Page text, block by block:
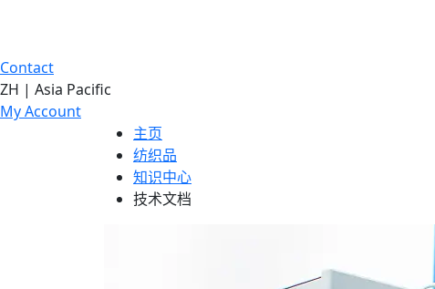
Contact
ZH | Asia Pacific
My Account
主页
纺织品
知识中心
技术文档